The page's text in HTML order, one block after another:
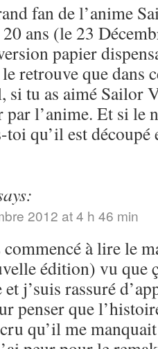
fan de l’anime
ans (le 23
papier
retrouve que dans
si tu as aimé Sailor
par l’anime. Et si le
qu’il est découpé
2012 at 4 h 46 min
commencé à lire le
édition) vu que
j’suis rassuré
penser que
qu’il me